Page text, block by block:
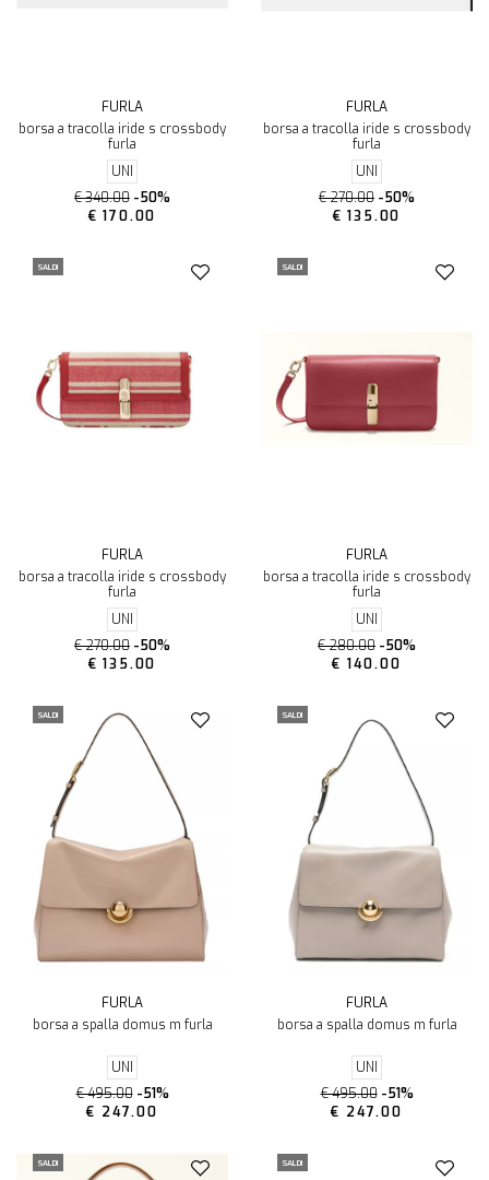
FURLA
borsa a tracolla iride s crossbody
furla
UNI
€ 340.00 -50%
€ 170.00
FURLA
borsa a tracolla iride s crossbody
furla
UNI
€ 270.00 -50%
€ 135.00
SALDI
FURLA
borsa a tracolla iride s crossbody
furla
UNI
€ 270.00 -50%
€ 135.00
SALDI
FURLA
borsa a tracolla iride s crossbody
furla
UNI
€ 280.00 -50%
€ 140.00
SALDI
FURLA
borsa a spalla domus m furla
UNI
€ 495.00 -51%
€ 247.00
SALDI
FURLA
borsa a spalla domus m furla
UNI
€ 495.00 -51%
€ 247.00
SALDI SALDI